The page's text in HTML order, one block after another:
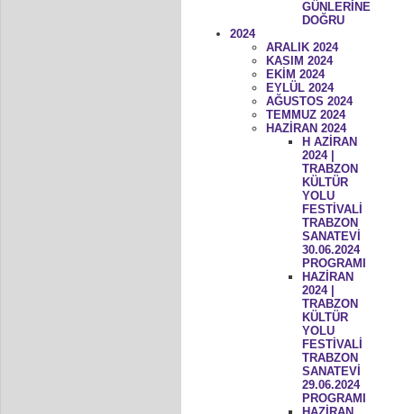
GÜNLERİNE
DOĞRU
2024
ARALIK 2024
KASIM 2024
EKİM 2024
EYLÜL 2024
AĞUSTOS 2024
TEMMUZ 2024
HAZİRAN 2024
H AZİRAN
2024 |
TRABZON
KÜLTÜR
YOLU
FESTİVALİ
TRABZON
SANATEVİ
30.06.2024
PROGRAMI
HAZİRAN
2024 |
TRABZON
KÜLTÜR
YOLU
FESTİVALİ
TRABZON
SANATEVİ
29.06.2024
PROGRAMI